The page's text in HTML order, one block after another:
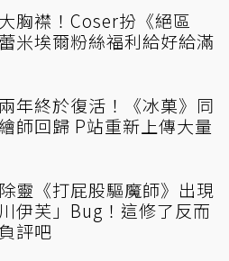
胸襟！Coser扮《絕區
米埃爾粉絲福利給好給滿
年終於復活！《冰菓》同
師回歸 P站重新上傳大量
靈《打屁股驅魔師》出現
川伊芙」Bug！這修了反而
評吧